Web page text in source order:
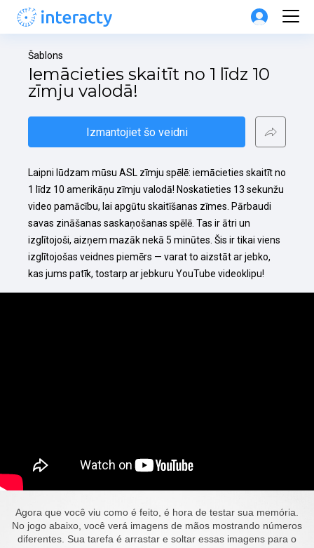
Šablons
Iemācieties skaitīt no 1 līdz 10
zīmju valodā!
Izmantojiet šo veidni
Laipni lūdzam mūsu ASL zīmju spēlē: iemācieties skaitīt no
1 līdz 10 amerikāņu zīmju valodā! Noskatieties 13 sekunžu
video pamācību, lai apgūtu skaitīšanas zīmes. Pārbaudi
savas zināšanas saskaņošanas spēlē. Tas ir ātri un
izglītojoši, aizņem mazāk nekā 5 minūtes. Šis ir tikai viens
izglītojošas veidnes piemērs — varat to aizstāt ar jebko,
kas jums patīk, tostarp ar jebkuru YouTube videoklipu!